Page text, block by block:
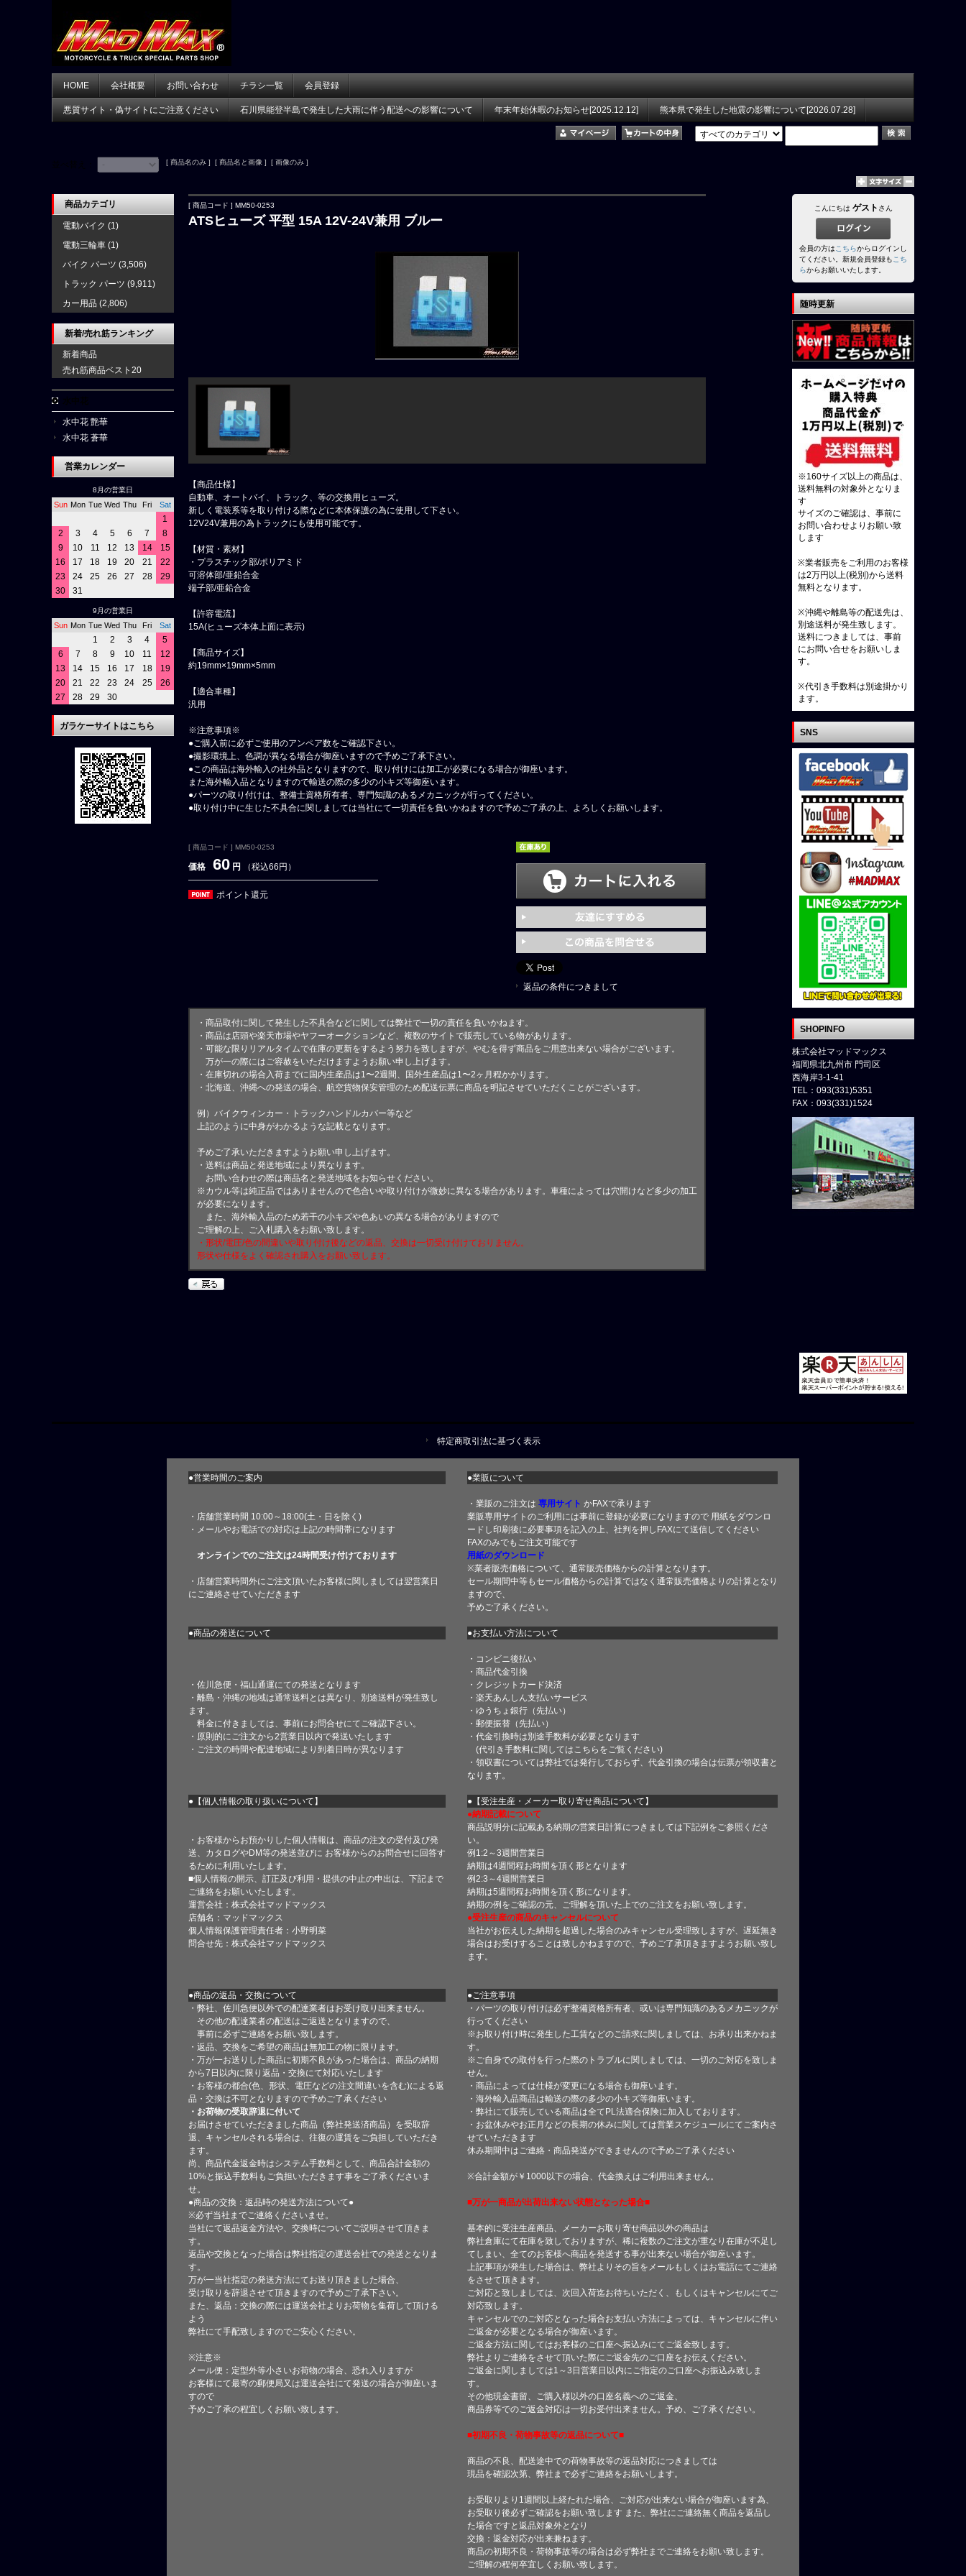
HOME 会社概要 お問い合わせ チラシ一覧 会員登録
悪質サイト・偽サイトにご注意ください 石川県能登半島で発生した大雨に伴う配送への影響について 年末年始休暇のお知らせ[2025.12.12] 熊本県で発生した地震の影響について[2026.07.28]
[ 商品名のみ ] [ 商品名と画像 ] [ 画像のみ ]
[ 商品コード ] MM50-0253
ATSヒューズ 平型 15A 12V-24V兼用 ブルー
【商品仕様】
自動車、オートバイ、トラック、等の交換用ヒューズ。
新しく電装系等を取り付ける際などに本体保護の為に使用して下さい。
12V24V兼用の為トラックにも使用可能です。
【材質・素材】
・プラスチック部/ポリアミド
可溶体部/亜鉛合金
端子部/亜鉛合金
【許容電流】
15A(ヒューズ本体上面に表示)
【商品サイズ】
約19mm×19mm×5mm
【適合車種】
汎用
※注意事項※
●ご購入前に必ずご使用のアンペア数をご確認下さい。
●撮影環境上、色調が異なる場合が御座いますので予めご了承下さい。
●この商品は海外輸入の社外品となりますので、取り付けには加工が必要になる場合が御座います。
また海外輸入品となりますので輸送の際の多少の小キズ等御座います。
●パーツの取り付けは、整備士資格所有者、専門知識のあるメカニックが行ってください。
●取り付け中に生じた不具合に関しましては当社にて一切責任を負いかねますので予めご了承の上、よろしくお願いします。
[ 商品コード ] MM50-0253
価格 60 円 （税込66円）
ポイント還元
返品の条件につきまして
・商品取付に関して発生した不具合などに関しては弊社で一切の責任を負いかねます。
・商品は店頭や楽天市場やヤフーオークションなど、複数のサイトで販売している物があります。
・可能な限りリアルタイムで在庫の更新をするよう努力を致しますが、やむを得ず商品をご用意出来ない場合がございます。
万が一の際にはご容赦をいただけますようお願い申し上げます。
・在庫切れの場合入荷までに国内生産品は1〜2週間、国外生産品は1〜2ヶ月程かかります。
・北海道、沖縄への発送の場合、航空貨物保安管理のため配送伝票に商品を明記させていただくことがございます。
例）バイクウィンカー・トラックハンドルカバー等など
上記のように中身がわかるような記載となります。
予めご了承いただきますようお願い申し上げます。
・送料は商品と発送地域により異なります。
お問い合わせの際は商品名と発送地域をお知らせください。
※カウル等は純正品ではありませんので色合いや取り付けが微妙に異なる場合があります。車種によっては穴開けなど多少の加工
が必要になります。
また、海外輸入品のため若干の小キズや色あいの異なる場合がありますので
ご理解の上、ご入札購入をお願い致します。
・形状/電圧/色の間違いや取り付け後などの返品、交換は一切受け付けておりません。
形状や仕様をよく確認され購入をお願い致します。
商品カテゴリ
電動バイク (1)
電動三輪車 (1)
バイク パーツ (3,506)
トラック パーツ (9,911)
カー用品 (2,806)
新着/売れ筋ランキング
新着商品
売れ筋商品ベスト20
水中花 艶華
水中花 蒼華
営業カレンダー
8月の営業日
Sun Mon Tue Wed Thu Fri Sat
1
2
3 4 5 6 7
8
9
10 11 12 13 14
15
16
17 18 19 20 21
22
23
24 25 26 27 28
29
30
31
9月の営業日
Sun Mon Tue Wed Thu Fri Sat
1 2 3 4
5
6
7 8 9 10 11
12
13
14 15 16 17 18
19
20
21 22 23 24 25
26
27
28 29 30
ガラケーサイトはこちら
こんにちは ゲスト さん
会員の方はこちらからログインし
てください。新規会員登録もこち
らからお願いいたします。
随時更新
※160サイズ以上の商品は、
送料無料の対象外となりま
す
サイズのご確認は、事前に
お問い合わせよりお願い致
します
※業者販売をご利用のお客様
は2万円以上(税別)から送料
無料となります。
※沖縄や離島等の配送先は、
別途送料が発生致します。
送料につきましては、事前
にお問い合せをお願いしま
す。
※代引き手数料は別途掛かり
ます。
SNS
SHOPINFO
株式会社マッドマックス
福岡県北九州市 門司区
西海岸3-1-41
TEL：093(331)5351
FAX：093(331)1524
特定商取引法に基づく表示
●営業時間のご案内 ●業販について
・店舗営業時間 10:00～18:00(土・日を除く)
・メールやお電話での対応は上記の時間帯になります
オンラインでのご注文は24時間受け付けております
・店舗営業時間外にご注文頂いたお客様に関しましては翌営業日
にご連絡させていただきます
・業販のご注文は 専用サイト かFAXで承ります
業販専用サイトのご利用には事前に登録が必要になりますので 用紙をダウンロ
ードし印刷後に必要事項を記入の上、社判を押しFAXにて送信してください
FAXのみでもご注文可能です
用紙のダウンロード
※業者販売価格について、通常販売価格からの計算となります。
セール期間中等もセール価格からの計算ではなく通常販売価格よりの計算となり
ますので、
予めご了承ください。
●商品の発送について ●お支払い方法について
・佐川急便・福山通運にての発送となります
・離島・沖縄の地域は通常送料とは異なり、別途送料が発生致し
ます。
料金に付きましては、事前にお問合せにてご確認下さい。
・原則的にご注文から2営業日以内で発送いたします
・ご注文の時間や配達地域により到着日時が異なります
・コンビニ後払い
・商品代金引換
・クレジットカード決済
・楽天あんしん支払いサービス
・ゆうちょ銀行（先払い）
・郵便振替（先払い）
・代金引換時は別途手数料が必要となります
(代引き手数料に関してはこちら をご覧ください)
・領収書については弊社では発行しておらず、代金引換の場合は伝票が領収書と
なります。
●【個人情報の取り扱いについて】 ●【受注生産・メーカー取り寄せ商品について】
・お客様からお預かりした個人情報は、商品の注文の受付及び発
送、カタログやDM等の発送並びに お客様からのお問合せに回答す
るために利用いたします。
■個人情報の開示、訂正及び利用・提供の中止の申出は、下記まで
ご連絡をお願いいたします。
運営会社：株式会社マッドマックス
店舗名：マッドマックス
個人情報保護管理責任者：小野明菜
問合せ先：株式会社マッドマックス
●納期記載について
商品説明分に記載ある納期の営業日計算につきましては下記例をご参照くださ
い。
例1:2～3週間営業日
納期は4週間程お時間を頂く形となります
例2:3～4週間営業日
納期は5週間程お時間を頂く形になります。
納期の例をご確認の元、ご理解を頂いた上でのご注文をお願い致します。
●受注生産の商品のキャンセルについて
当社がお伝えした納期を超過した場合のみキャンセル受理致しますが、遅延無き
場合はお受けすることは致しかねますので、予めご了承頂きますようお願い致し
ます。
●商品の返品・交換について
●ご注意事項
・弊社、佐川急便以外での配達業者はお受け取り出来ません。
その他の配達業者の配送はご返送となりますので、
事前に必ずご連絡をお願い致します。
・返品、交換をご希望の商品は無加工の物に限ります。
・万が一お送りした商品に初期不良があった場合は、商品の納期
から7日以内に限り返品・交換にて対応いたします
・お客様の都合(色、形状、電圧などの注文間違いを含む)による返
品・交換は不可となりますので予めご了承ください
・お荷物の受取辞退に付いて
お届けさせていただきました商品（弊社発送済商品）を受取辞
退、キャンセルされる場合は、往復の運賃をご負担していただき
ます。
尚、商品代金返金時はシステム手数料として、商品合計金額の
10%と振込手数料もご負担いただきます事をご了承くださいま
せ。
●商品の交換：返品時の発送方法について●
※必ず当社までご連絡くださいませ。
当社にて返品返金方法や、交換時についてご説明させて頂きま
す。
返品や交換となった場合は弊社指定の運送会社での発送となりま
す。
万が一当社指定の発送方法にてお送り頂きました場合、
受け取りを辞退させて頂きますので予めご了承下さい。
また、返品：交換の際には運送会社よりお荷物を集荷して頂ける
よう
弊社にて手配致しますのでご安心ください。
※注意※
メール便：定型外等小さいお荷物の場合、恐れ入りますが
お客様にて最寄の郵便局又は運送会社にて発送の場合が御座いま
すので
予めご了承の程宜しくお願い致します。
・パーツの取り付けは必ず整備資格所有者、或いは専門知識のあるメカニックが
行ってください
※お取り付け時に発生した工賃などのご請求に関しましては、お承り出来かねま
す。
※ご自身での取付を行った際のトラブルに関しましては、一切のご対応を致しま
せん。
・商品によっては仕様が変更になる場合も御座います。
・海外輸入品商品は輸送の際の多少の小キズ等御座います。
・弊社にて販売している商品は全てPL法適合保険に加入しております。
・お盆休みやお正月などの長期の休みに関しては営業スケジュールにてご案内さ
せていただきます
休み期間中はご連絡・商品発送ができませんので予めご了承ください
※合計金額が￥1000以下の場合、代金換えはご利用出来ません。
■万が一商品が出荷出来ない状態となった場合■
基本的に受注生産商品、メーカーお取り寄せ商品以外の商品は
弊社倉庫にて在庫を致しておりますが、稀に複数のご注文が重なり在庫が不足し
てしまい、全てのお客様へ商品を発送する事が出来ない場合が御座います。
上記事項が発生した場合は、弊社よりその旨をメールもしくはお電話にてご連絡
をさせて頂きます。
ご対応と致しましては、次回入荷迄お待ちいただく、もしくはキャンセルにてご
対応致します。
キャンセルでのご対応となった場合お支払い方法によっては、キャンセルに伴い
ご返金が必要となる場合が御座います。
ご返金方法に関してはお客様のご口座へ振込みにてご返金致します。
弊社よりご連絡をさせて頂いた際にご返金先のご口座をお伝えください。
ご返金に関しましては1～3日営業日以内にご指定のご口座へお振込み致しま
す。
その他現金書留、ご購入様以外の口座名義へのご返金、
商品券等でのご返金対応は一切お受付出来ません。予め、ご了承ください。
■初期不良・荷物事故等の返品について■
商品の不良、配送途中での荷物事故等の返品対応につきましては
現品を確認次第、弊社まで必ずご連絡をお願いします。
お受取りより1週間以上経たれた場合、ご対応が出来ない場合が御座います為、
お受取り後必ずご確認をお願い致します また、弊社にご連絡無く商品を返品し
た場合ですと返品対象外となり
交換：返金対応が出来兼ねます。
商品の初期不良・荷物事故等の場合は必ず弊社までご連絡をお願い致します。
ご理解の程何卒宜しくお願い致します。